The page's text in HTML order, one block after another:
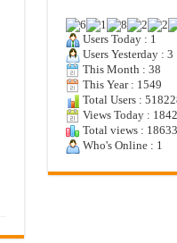
Users Today : 1
Users Yesterday : 3
This Month : 38
This Year : 1549
Total Users :
Views Today : 1842
Total views :
Who's Online : 1